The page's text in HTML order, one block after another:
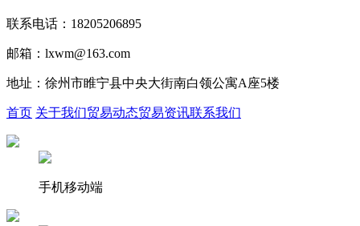
联系电话：18205206895
邮箱：lxwm@163.com
地址：徐州市睢宁县中央大街南白领公寓A座5楼
首页 关于我们贸易动态贸易资讯联系我们
手机移动端